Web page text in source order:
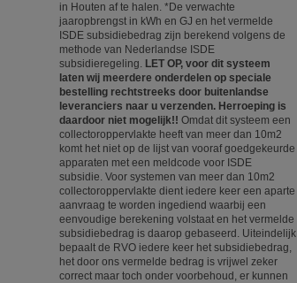
in Houten af te halen. *De verwachte
jaaropbrengst in kWh en GJ en het vermelde
ISDE subsidiebedrag zijn berekend volgens de
methode van Nederlandse ISDE
subsidieregeling. LET OP, voor dit systeem
laten wij meerdere onderdelen op speciale
bestelling rechtstreeks door buitenlandse
leveranciers naar u verzenden. Herroeping is
daardoor niet mogelijk!!Omdat dit systeem een
collectoroppervlakte heeft van meer dan 10m2
komt het niet op de lijst van vooraf goedgekeurde
apparaten met een meldcode voor ISDE
subsidie. Voor systemen van meer dan 10m2
collectoroppervlakte dient iedere keer een aparte
aanvraag te worden ingediend waarbij een
eenvoudige berekening volstaat en het vermelde
subsidiebedrag is daarop gebaseerd. Uiteindelijk
bepaalt de RVO iedere keer het subsidiebedrag,
het door ons vermelde bedrag is vrijwel zeker
correct maar toch onder voorbehoud, er kunnen